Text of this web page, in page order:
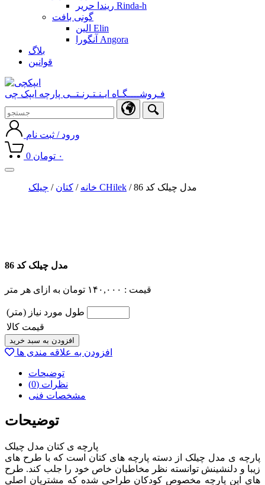
ریندا حریر Rinda-h
گونی بافت
الین Elin
آنگورا Angora
بلاگ
قوانین
فـروشــــگـاه ایـنـتـرنـتــی پارچه ایپک چی
ورود / ثبت نام
0 ۰ تومان
Toggle
navigation
خانه / کتان / چیلک CHilek / مدل چیلک کد 86
مدل چیلک کد 86
قیمت : ۱۴۰,۰۰۰ تومان به ازای هر متر
طول مورد نیاز (متر)
قیمت کالا
افزودن به سبد خرید
افزودن به علاقه مندی ها
توضیحات
نظرات (0)
مشخصات فنی
توضیحات
پارچه ی کتان مدل چیلک
پارچه ی مدل چیلک از دسته پارچه های کتان است که با طرح های
زیبا و دلنشینش توانسته نظر مخاطبان خاص خود را جلب کند. طرح
های این پارچه مخصوص کودکان طراحی شده که مشتریان اصلی